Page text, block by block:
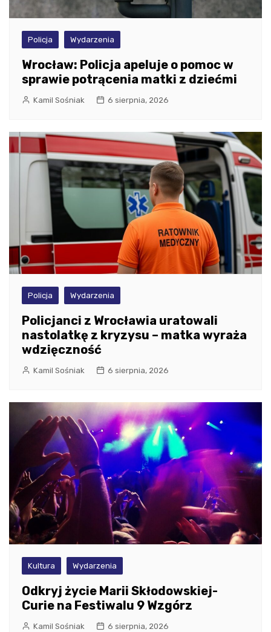
Policja Wydarzenia
Wrocław: Policja apeluje o pomoc w
sprawie potrącenia matki z dziećmi
Kamil Sośniak 6 sierpnia, 2026
Policja Wydarzenia
Policjanci z Wrocławia uratowali
nastolatkę z kryzysu – matka wyraża
wdzięczność
Kamil Sośniak 6 sierpnia, 2026
Kultura Wydarzenia
Odkryj życie Marii Skłodowskiej-
Curie na Festiwalu 9 Wzgórz
Kamil Sośniak 6 sierpnia, 2026